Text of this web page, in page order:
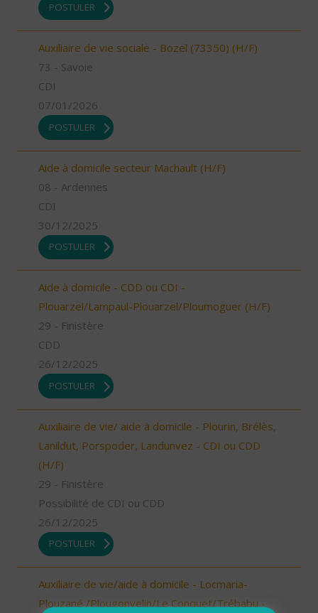
POSTULER
Auxiliaire de vie sociale - Bozel (73350) (H/F)
73 - Savoie
CDI
07/01/2026
POSTULER
Aide à domicile secteur Machault (H/F)
08 - Ardennes
CDI
30/12/2025
POSTULER
Aide à domicile - CDD ou CDI -
Plouarzel/Lampaul-Plouarzel/Ploumoguer (H/F)
29 - Finistère
CDD
26/12/2025
POSTULER
Auxiliaire de vie/ aide à domicile - Plourin, Brélès,
Lanildut, Porspoder, Landunvez - CDI ou CDD
(H/F)
29 - Finistère
Possibilité de CDI ou CDD
26/12/2025
POSTULER
Auxiliaire de vie/aide à domicile - Locmaria-
Plouzané /Plougonvelin/Le Conquet/Trébabu -